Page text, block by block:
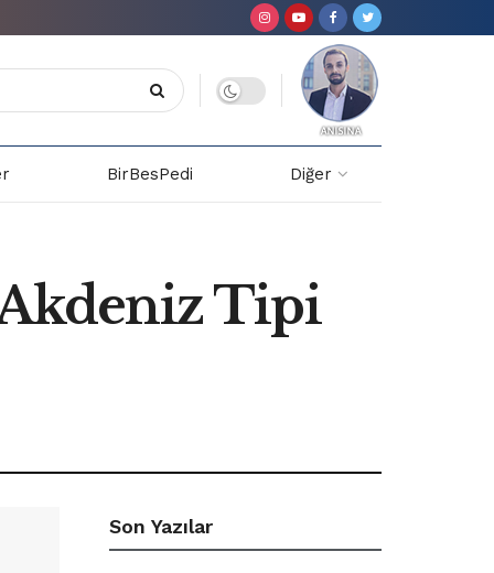
BirBesPedi Diğer
Tipi
Son Yazılar